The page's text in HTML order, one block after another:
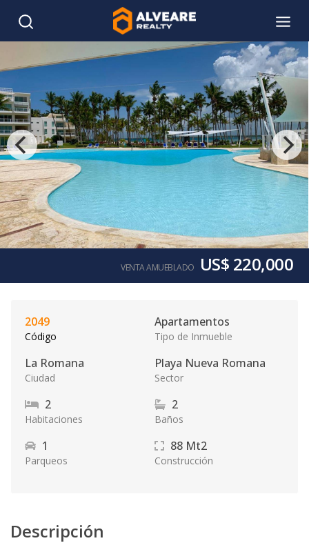
VENTA AMUEBLADO US$ 220,000
2049
Código
Apartamentos
Tipo de Inmueble
La Romana
Ciudad
Playa Nueva Romana
Sector
2
Habitaciones
2
Baños
1
Parqueos
88 Mt2
Construcción
Descripción